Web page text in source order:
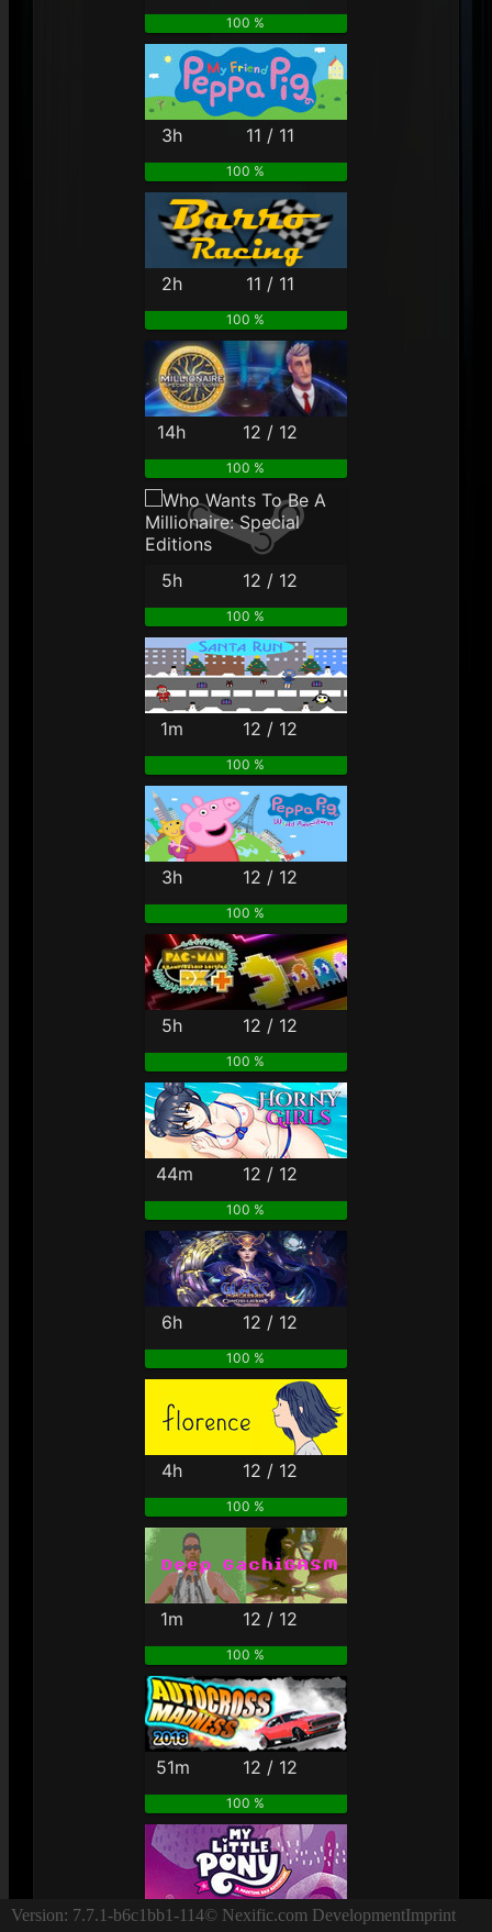
100 %
3h 11 / 11
100 %
2h 11 / 11
100 %
14h 12 / 12
100 %
5h 12 / 12
100 %
1m 12 / 12
100 %
3h 12 / 12
100 %
5h 12 / 12
100 %
44m 12 / 12
100 %
6h 12 / 12
100 %
4h 12 / 12
100 %
1m 12 / 12
100 %
51m 12 / 12
100 %
4h 13 / 13
Version: 7.7.1-b6c1bb1-114© Nexific.com DevelopmentImprint